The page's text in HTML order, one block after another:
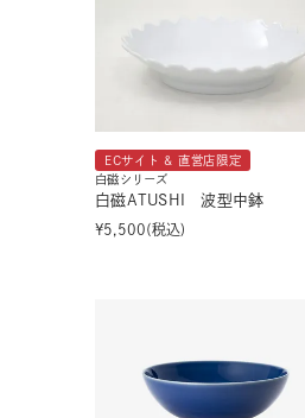
ECサイト & 直営店限定
白磁シリーズ
白磁ATUSHI 波型中鉢
¥5,500 税込